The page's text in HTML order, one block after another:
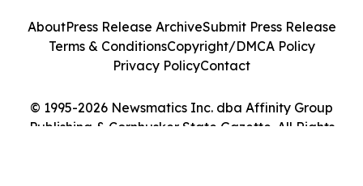
© 1995-2026 Newsmatics Inc. dba Affinity Group
Publishing & Cornhusker State Gazette. All Rights
AboutPress Release ArchiveSubmit Press Release
Terms & ConditionsCopyright/DMCA Policy
Privacy PolicyContact